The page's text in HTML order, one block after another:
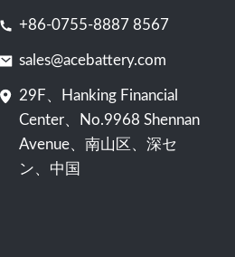
+86-0755-8887 8567
sales@acebattery.com
29F、Hanking Financial
Center、No.9968 Shennan
Avenue、南山区、深セ
ン、中国